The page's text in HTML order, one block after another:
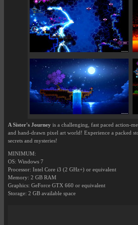
A Sister's Journey is a challenging, fast paced action-
and hand-drawn pixel art world! Experience a packed
secrets and mysteries!
MINIMUM:
OS: Windows 7
Processor: Intel Core i3 (2 GHz+) or equivalent
Memory: 2 GB RAM
Graphics: GeForce GTX 660 or equivalent
Storage: 2 GB available space